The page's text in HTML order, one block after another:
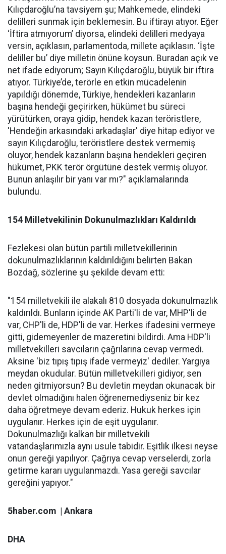
Kılıçdaroğlu’na tavsiyem şu; Mahkemede, elindeki
delilleri sunmak için beklemesin. Bu iftirayı atıyor. Eğer
‘İftira atmıyorum’ diyorsa, elindeki delilleri medyaya
versin, açıklasın, parlamentoda, millete açıklasın. ‘İşte
deliller bu’ diye milletin önüne koysun. Buradan açık ve
net ifade ediyorum; Sayın Kılıçdaroğlu, büyük bir iftira
atıyor. Türkiye’de, terörle en etkin mücadelenin
yapıldığı dönemde, Türkiye, hendekleri kazanların
başına hendeği geçirirken, hükümet bu süreci
yürütürken, oraya gidip, hendek kazan teröristlere,
'Hendeğin arkasındaki arkadaşlar' diye hitap ediyor ve
sayın Kılıçdaroğlu, teröristlere destek vermemiş
oluyor, hendek kazanların başına hendekleri geçiren
hükümet, PKK terör örgütüne destek vermiş oluyor.
Bunun anlaşılır bir yanı var mı?" açıklamalarında
bulundu.
154 Milletvekilinin Dokunulmazlıkları Kaldırıldı
Fezlekesi olan bütün partili milletvekillerinin
dokunulmazlıklarının kaldırıldığını belirten Bakan
Bozdağ, sözlerine şu şekilde devam etti:
"154 milletvekili ile alakalı 810 dosyada dokunulmazlık
kaldırıldı. Bunların içinde AK Parti'li de var, MHP'li de
var, CHP'li de, HDP'li de var. Herkes ifadesini vermeye
gitti, gidemeyenler de mazeretini bildirdi. Ama HDP'li
milletvekilleri savcıların çağrılarına cevap vermedi.
Aksine 'biz tıpış tıpış ifade vermeyiz' dediler. Yargıya
meydan okudular. Bütün milletvekilleri gidiyor, sen
neden gitmiyorsun? Bu devletin meydan okunacak bir
devlet olmadığını halen öğrenemediyseniz bir kez
daha öğretmeye devam ederiz. Hukuk herkes için
uygulanır. Herkes için de eşit uygulanır.
Dokunulmazlığı kalkan bir milletvekili
vatandaşlarımızla aynı usule tabidir. Eşitlik ilkesi neyse
onun gereği yapılıyor. Çağrıya cevap verselerdi, zorla
getirme kararı uygulanmazdı. Yasa gereği savcılar
gereğini yapıyor."
5haber.com | Ankara
DHA